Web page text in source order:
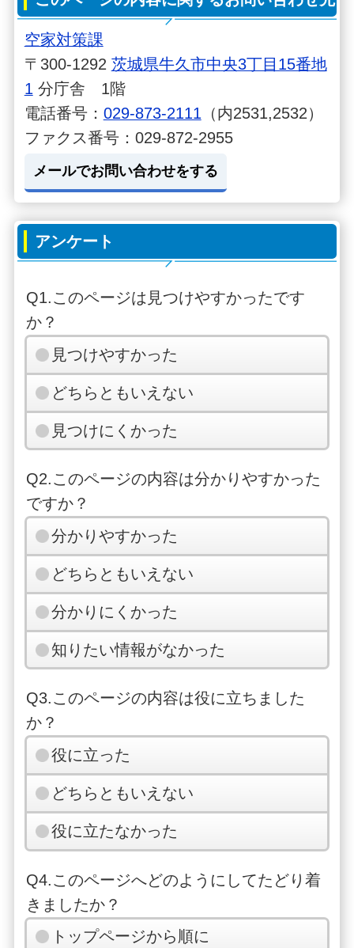
空家対策課
〒300-1292 茨城県牛久市中央3丁目15番地
1 分庁舎 1階
電話番号： 029-873-2111 （内2531,2532）
ファクス番号：029-872-2955
メールでお問い合わせをする
アンケート
Q1.このページは見つけやすかったです
か？
見つけやすかった
どちらともいえない
見つけにくかった
Q2.このページの内容は分かりやすかった
ですか？
分かりやすかった
どちらともいえない
分かりにくかった
知りたい情報がなかった
Q3.このページの内容は役に立ちました
か？
役に立った
どちらともいえない
役に立たなかった
Q4.このページへどのようにしてたどり着
きましたか？
トップページから順に